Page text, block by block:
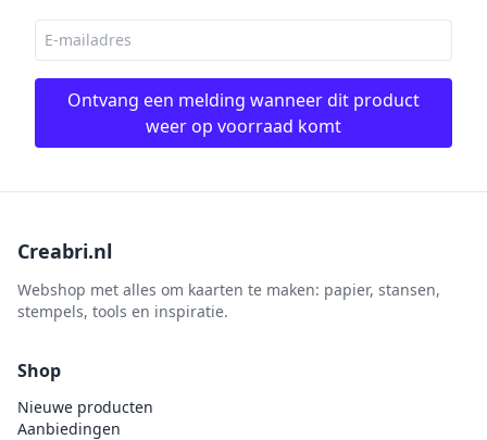
Ontvang een melding wanneer dit product
weer op voorraad komt
Creabri.nl
Webshop met alles om kaarten te maken: papier, stansen,
stempels, tools en inspiratie.
Shop
Nieuwe producten
Aanbiedingen